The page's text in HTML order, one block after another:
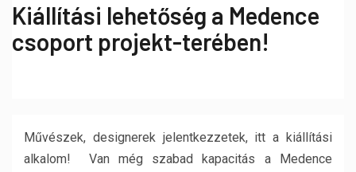
Kiállítási lehetőség a Medence
csoport projekt-terében!
Művészek, designerek jelentkezzetek, itt a kiállítási
alkalom! Van még szabad kapacitás a Medence